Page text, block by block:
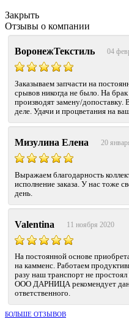
Закрыть
Отзывы о компании
ВоронежТекстиль 04
Заказываем запчасти на
срывов никогда не было. На
производят замену/
деле. Удачи и процветания на
Мизулина Елена 20
Выражаем благодарность
исполнение заказа. У нас тоже
день.
Valentina 11 ноября 2020
На постоянной основе
на камменс. Работаем
разу наш транспорт не
ООО ДАРНИЦА рекомендует
ответственного.
БОЛЬШЕ ОТЗЫВОВ